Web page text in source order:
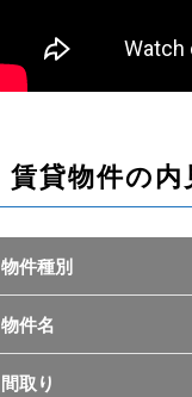
賃貸物件の内
物件種別
物件名
間取り